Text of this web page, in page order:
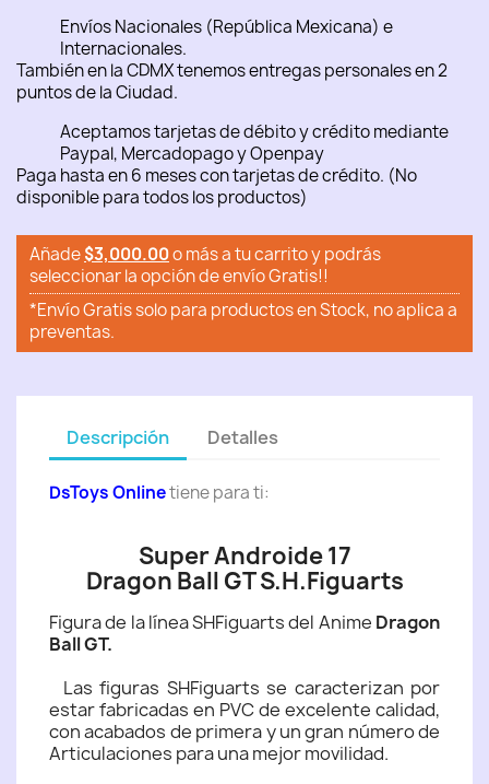
Envíos Nacionales (República Mexicana) e
Internacionales.
También en la CDMX tenemos entregas personales en 2
puntos de la Ciudad.
Aceptamos tarjetas de débito y crédito mediante
Paypal, Mercadopago y Openpay
Paga hasta en 6 meses con tarjetas de crédito. (No
disponible para todos los productos)
Añade$3,000.00o más a tu carrito y podrás
seleccionar la opción de envío Gratis!!
*Envío Gratis solo para productos en Stock, no aplica a
preventas.
Descripción Detalles
DsToys Onlinetiene para ti:
Super Androide 17
Dragon Ball GT S.H.Figuarts
Figura de la línea SHFiguarts del Anime Dragon
Ball GT.
Las figuras SHFiguarts se caracterizan por
estar fabricadas en PVC de excelente calidad,
con acabados de primera y un gran número de
Articulaciones para una mejor movilidad.